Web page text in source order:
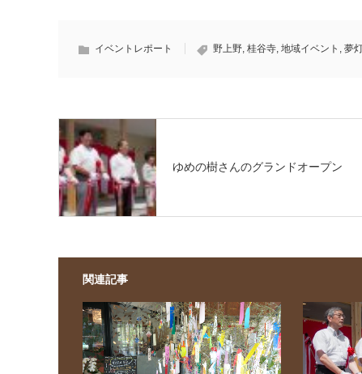
イベントレポート 野上野, 桂谷寺, 地域イベント , 夢
ゆめの樹さんのグランドオープン
関連記事